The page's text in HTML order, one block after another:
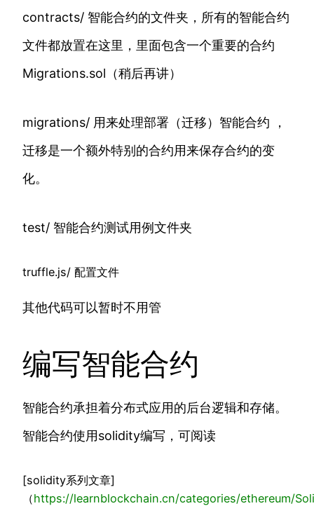
contracts/ 智能合约的文件夹，所有的智能合约
文件都放置在这里，里面包含一个重要的合约
Migrations.sol（稍后再讲）
migrations/ 用来处理部署（迁移）智能合约 ，
迁移是一个额外特别的合约用来保存合约的变
化。
test/ 智能合约测试用例文件夹
truffle.js/ 配置文件
其他代码可以暂时不用管
编写智能合约
智能合约承担着分布式应用的后台逻辑和存储。
智能合约使用solidity编写，可阅读
[solidity系列文章]
（https://learnblockchain.cn/categories/ethereum/